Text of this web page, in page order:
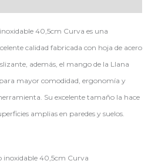
40,5cm Curva es una
calidad fabricada con hoja de acero
además, el mango de la Llana
mayor comodidad, ergonomía y
Su excelente tamaño la hace
amplias en paredes y suelos.
inoxidable 40,5cm Curva